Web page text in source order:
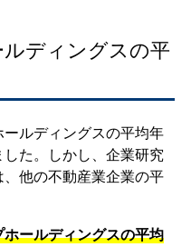
ディングスの平
ルディングスの平均年
た。しかし、企業研究
他の不動産業企業の平
ールディングスの平均